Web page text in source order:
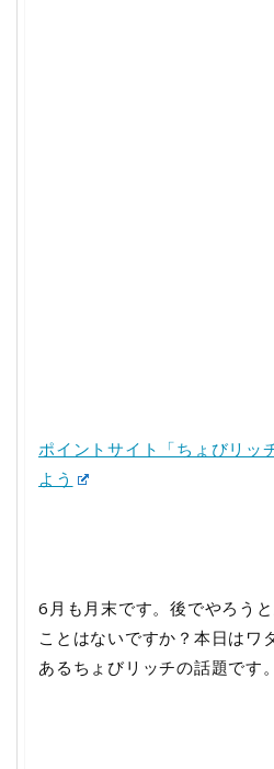
ポイントサイト「ちょびリッ
よう
6月も月末です。後でやろう
ことはないですか？本日はワ
あるちょびリッチの話題です。